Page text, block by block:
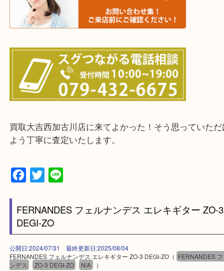
・出張買取エリアのご紹介
兵庫県全域
加古川市・加古郡 稲美町 播磨町・高砂市
三木市・西脇市・加東市・明石市・多古郡 多古町